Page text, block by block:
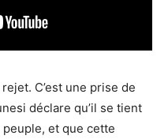
C’est une prise de
déclare qu’il se tient
et que cette